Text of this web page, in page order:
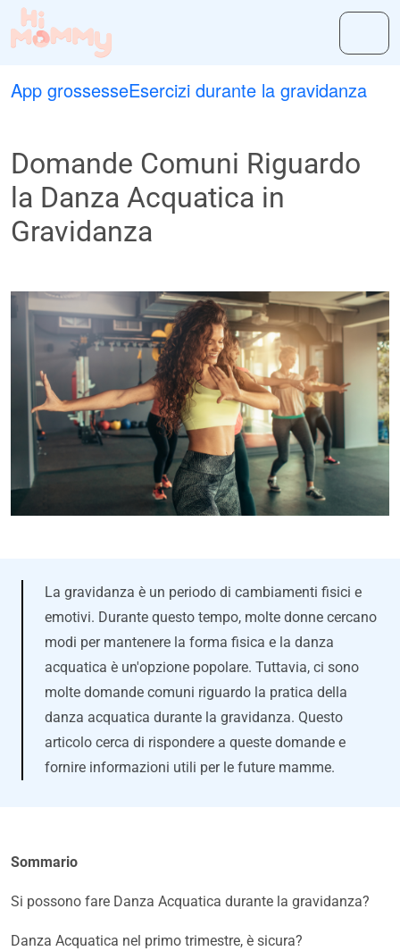
App grossesseEsercizi durante la gravidanza
Domande Comuni Riguardo
la Danza Acquatica in
Gravidanza
La gravidanza è un periodo di cambiamenti fisici e
emotivi. Durante questo tempo, molte donne cercano
modi per mantenere la forma fisica e la danza
acquatica è un'opzione popolare. Tuttavia, ci sono
molte domande comuni riguardo la pratica della
danza acquatica durante la gravidanza. Questo
articolo cerca di rispondere a queste domande e
fornire informazioni utili per le future mamme.
Sommario
Si possono fare Danza Acquatica durante la gravidanza?
Danza Acquatica nel primo trimestre, è sicura?